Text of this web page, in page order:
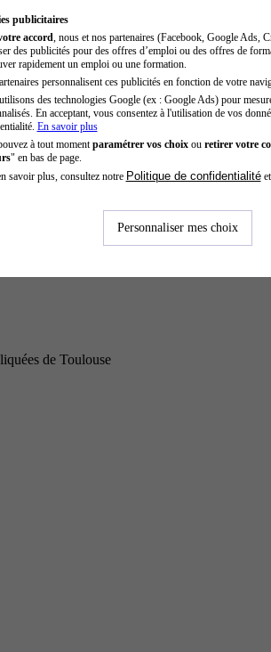
de Toulouse
publicitaires
accord , nous et nos partenaires (Facebook, Google
des publicités pour des offres d’emploi ou des offres de
rapidement un emploi ou une formation.
personnalisent ces publicités en fonction de votre
des technologies Google (ex : Google Ads) pour
En acceptant, vous consentez à l'utilisation de vos
En savoir plus
à tout moment paramétrer vos choixou retirer votre
" en bas de page.
savoir plus, consultez notre Politique de confidentialité
Personnaliser mes choix